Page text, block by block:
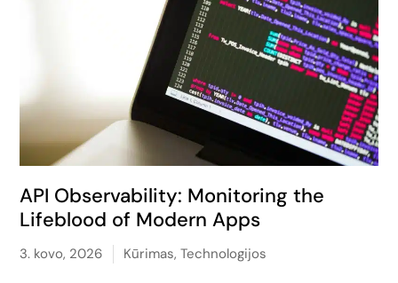
API Observability: Monitoring the
Lifeblood of Modern Apps
3. kovo, 2026 Kūrimas,Technologijos